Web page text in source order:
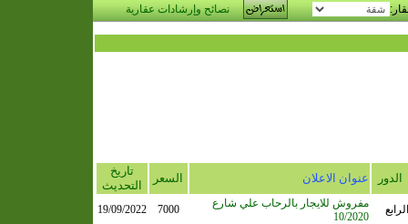
نصائح وإرشادات عقارية
الدور عنوان الاعلان السعر
تاريخ
التحديث
الرابع
مفروش للايجار بالرحاب علي شارع
10/2020
7000
19/09/2022